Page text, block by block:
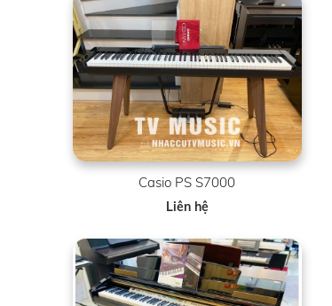
Casio PS S7000
Liên hệ